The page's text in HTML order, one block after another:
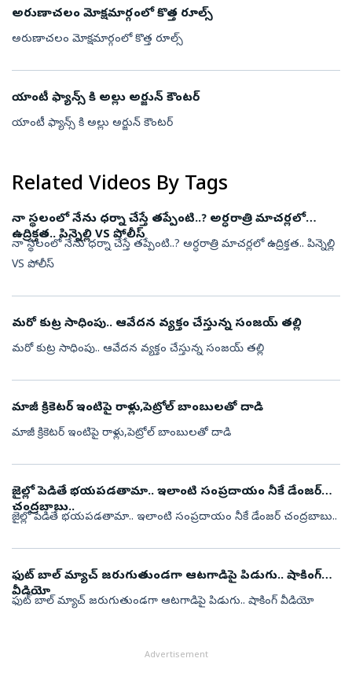
అరుణాచలం మోక్షమార్గంలో కొత్త రూల్స్
అరుణాచలం మోక్షమార్గంలో కొత్త రూల్స్
యాంటీ ఫ్యాన్స్ కి అల్లు అర్జున్ కౌంటర్
యాంటీ ఫ్యాన్స్ కి అల్లు అర్జున్ కౌంటర్
Related Videos By Tags
నా స్థలంలో నేను ధర్నా చేస్తే తప్పేంటి..? అర్ధరాత్రి మాచర్లలో
ఉద్రిక్తత.. పిన్నెల్లి VS పోలీస్
నా స్థలంలో నేను ధర్నా చేస్తే తప్పేంటి..? అర్ధరాత్రి మాచర్లలో ఉద్రిక్తత.. పిన్నెల్లి
VS పోలీస్
మరో కుట్ర సాధింపు.. ఆవేదన వ్యక్తం చేస్తున్న సంజయ్ తల్లి
మరో కుట్ర సాధింపు.. ఆవేదన వ్యక్తం చేస్తున్న సంజయ్ తల్లి
మాజీ క్రికెటర్ ఇంటిపై రాళ్లు,పెట్రోల్ బాంబులతో దాడి
మాజీ క్రికెటర్ ఇంటిపై రాళ్లు,పెట్రోల్ బాంబులతో దాడి
జైల్లో పెడితే భయపడతామా.. ఇలాంటి సంప్రదాయం నీకే డేంజర్
చంద్రబాబు..
జైల్లో పెడితే భయపడతామా.. ఇలాంటి సంప్రదాయం నీకే డేంజర్ చంద్రబాబు..
ఫుట్ బాల్ మ్యాచ్ జరుగుతుండగా ఆటగాడిపై పిడుగు.. షాకింగ్
వీడియో
ఫుట్ బాల్ మ్యాచ్ జరుగుతుండగా ఆటగాడిపై పిడుగు.. షాకింగ్ వీడియో
Advertisement